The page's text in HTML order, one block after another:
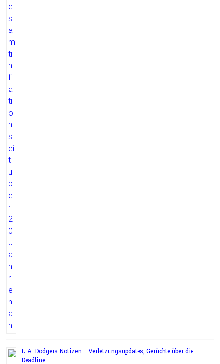
L. A. Dodgers Notizen – Verletzungsupdates, Gerüchte über die
Deadline